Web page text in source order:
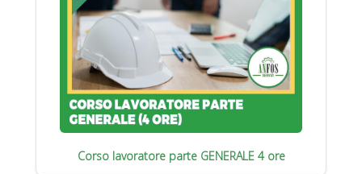
Corso lavoratore parte GENERALE 4 ore